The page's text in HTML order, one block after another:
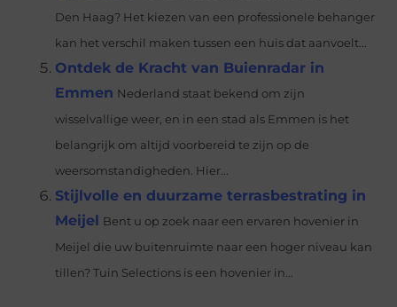
Den Haag? Het kiezen van een professionele behanger
kan het verschil maken tussen een huis dat aanvoelt...
Ontdek de Kracht van Buienradar in
Emmen Nederland staat bekend om zijn
wisselvallige weer, en in een stad als Emmen is het
belangrijk om altijd voorbereid te zijn op de
weersomstandigheden. Hier...
Stijlvolle en duurzame terrasbestrating in
Meijel Bent u op zoek naar een ervaren hovenier in
Meijel die uw buitenruimte naar een hoger niveau kan
tillen? Tuin Selections is een hovenier in...